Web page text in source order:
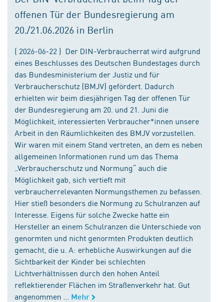
offenen Tür der Bundesregierung am
20./21.06.2026 in Berlin
( 2026-06-22 ) Der DIN-Verbraucherrat wird aufgrund
eines Beschlusses des Deutschen Bundestages durch
das Bundesministerium der Justiz und für
Verbraucherschutz (BMJV) gefördert. Dadurch
erhielten wir beim diesjährigen Tag der offenen Tür
der Bundesregierung am 20. und 21. Juni die
Möglichkeit, interessierten Verbraucher*innen unsere
Arbeit in den Räumlichkeiten des BMJV vorzustellen.
Wir waren mit einem Stand vertreten, an dem es neben
allgemeinen Informationen rund um das Thema
„Verbraucherschutz und Normung“ auch die
Möglichkeit gab, sich vertieft mit
verbraucherrelevanten Normungsthemen zu befassen.
Hier stieß besonders die Normung zu Schulranzen auf
Interesse. Eigens für solche Zwecke hatte ein
Hersteller an einem Schulranzen die Unterschiede von
genormten und nicht genormten Produkten deutlich
gemacht, die u. A: erhebliche Auswirkungen auf die
Sichtbarkeit der Kinder bei schlechten
Lichtverhältnissen durch den hohen Anteil
reflektierender Flächen im Straßenverkehr hat. Gut
angenommen ...
Mehr